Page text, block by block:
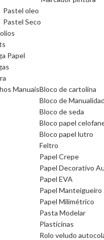
Pastel oleo
Pastel Seco
Papel
ManuaisBloco de cartolina
Bloco de
Bloco de seda
Bloco papel
Bloco papel lutro
Feltro
Papel Crepe
Papel Decorativo
Papel EVA
Papel Manteigueiro
Papel Milimétrico
Pasta Modelar
Plasticinas
Rolo veludo